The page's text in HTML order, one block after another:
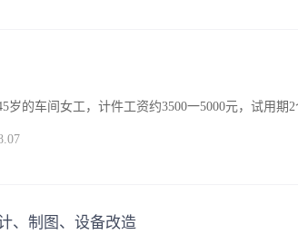
岁的车间女工，计件工资约3500一5000元，试用期
、制图、设备改造